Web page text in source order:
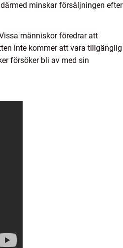
minskar försäljningen efter
människor föredrar att
inte kommer att vara tillgänglig
försöker bli av med sin